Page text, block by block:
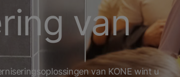
van
van KONE wint u